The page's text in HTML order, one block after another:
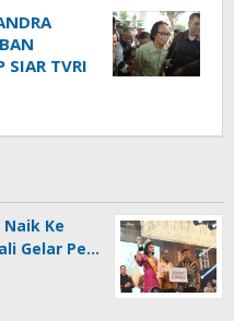
SIAR TVRI
Ke
Gelar Pe…